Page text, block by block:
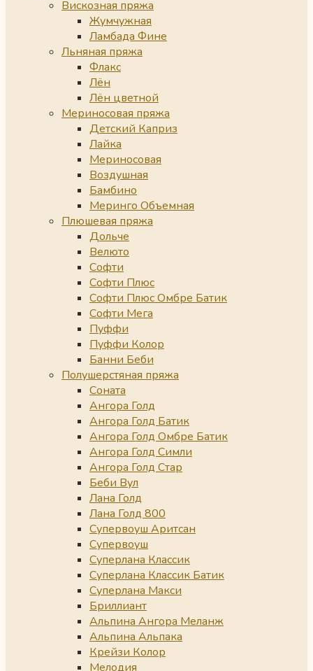
Вискозная пряжа
Жумчужная
Ламбада Фине
Льняная пряжа
Флакс
Лён
Лён цветной
Мериносовая пряжа
Детский Каприз
Лайка
Мериносовая
Воздушная
Бамбино
Меринго Объемная
Плюшевая пряжа
Дольче
Велюто
Софти
Софти Плюс
Софти Плюс Омбре Батик
Софти Мега
Пуффи
Пуффи Колор
Банни Беби
Полушерстяная пряжа
Соната
Ангора Голд
Ангора Голд Батик
Ангора Голд Омбре Батик
Ангора Голд Симли
Ангора Голд Стар
Беби Вул
Лана Голд
Лана Голд 800
Супервоуш Аритсан
Супервоуш
Суперлана Классик
Суперлана Классик Батик
Суперлана Макси
Бриллиант
Альпина Ангора Меланж
Альпина Альпака
Крейзи Колор
Мелодия